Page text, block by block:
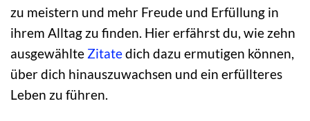
zu meistern und mehr Freude und Erfüllung in
ihrem Alltag zu finden. Hier erfährst du, wie zehn
ausgewählte Zitatedich dazu ermutigen können,
über dich hinauszuwachsen und ein erfüllteres
Leben zu führen.